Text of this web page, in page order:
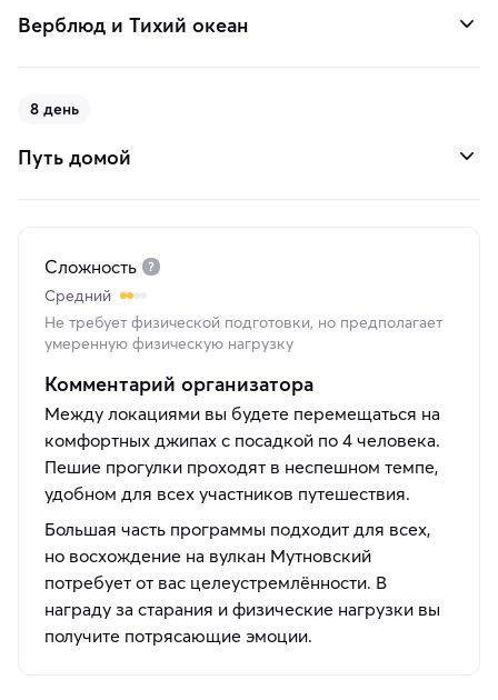
Верблюд и Тихий океан
8 день
Путь домой
Сложность
Средний
Не требует физической подготовки, но предполагает
умеренную физическую нагрузку
Комментарий организатора
Между локациями вы будете перемещаться на
комфортных джипах с посадкой по 4 человека.
Пешие прогулки проходят в неспешном темпе,
удобном для всех участников путешествия.
Большая часть программы подходит для всех,
но восхождение на вулкан Мутновский
потребует от вас целеустремлённости. В
награду за старания и физические нагрузки вы
получите потрясающие эмоции.